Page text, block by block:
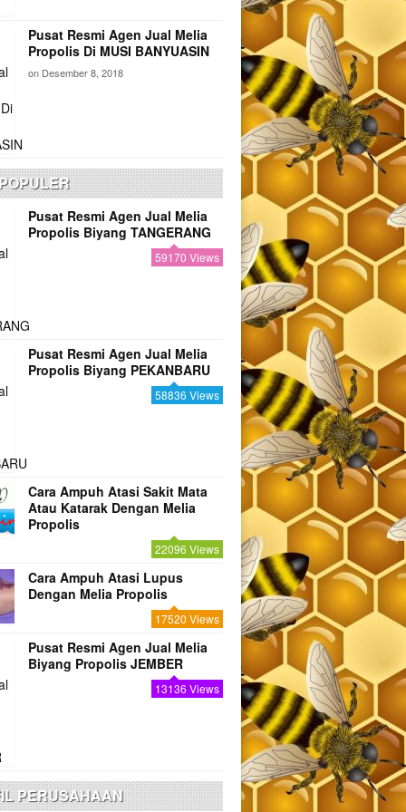
Pusat Resmi Agen Jual Melia
Propolis Di MUSI BANYUASIN
on Desember 8, 2018
Pusat Resmi Agen Jual Melia
Propolis Biyang TANGERANG
59170 Views
Pusat Resmi Agen Jual Melia
Propolis Biyang PEKANBARU
58836 Views
Cara Ampuh Atasi Sakit Mata
Atau Katarak Dengan Melia
Propolis
22096 Views
Cara Ampuh Atasi Lupus
Dengan Melia Propolis
17520 Views
Pusat Resmi Agen Jual Melia
Biyang Propolis JEMBER
13136 Views
PERUSAHAAN